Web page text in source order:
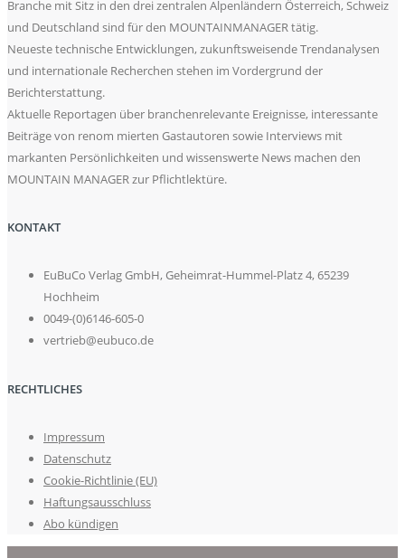
Branche mit Sitz in den drei zentralen Alpenländern Österreich, Schweiz
und Deutschland sind für den MOUNTAINMANAGER tätig.
Neueste technische Entwicklungen, zukunftsweisende Trendanalysen
und internationale Recherchen stehen im Vordergrund der
Berichterstattung.
Aktuelle Reportagen über branchenrelevante Ereignisse, interessante
Beiträge von renom mierten Gastautoren sowie Interviews mit
markanten Persönlichkeiten und wissenswerte News machen den
MOUNTAIN MANAGER zur Pflichtlektüre.
KONTAKT
EuBuCo Verlag GmbH, Geheimrat-Hummel-Platz 4, 65239
Hochheim
0049-(0)6146-605-0
vertrieb@eubuco.de
RECHTLICHES
Impressum
Datenschutz
Cookie-Richtlinie (EU)
Haftungsausschluss
Abo kündigen